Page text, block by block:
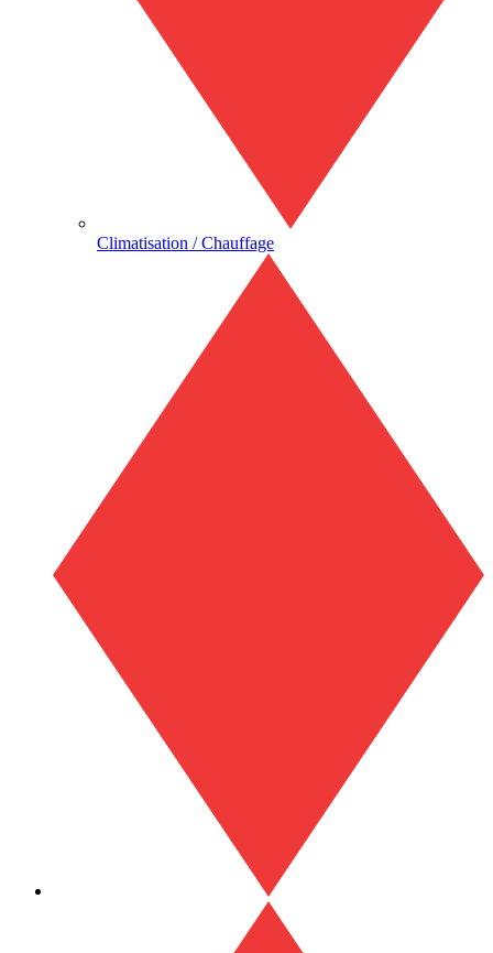
Climatisation / Chauffage